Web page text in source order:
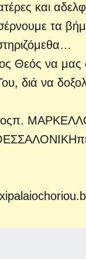
και
τα
Θεός να μας
διά να